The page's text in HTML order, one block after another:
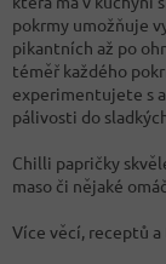
pokrmy umožňuje
pikantních až po
téměř každého
experimentujete s
pálivosti do
Chilli papričky
maso či nějaké
Více věcí, receptů